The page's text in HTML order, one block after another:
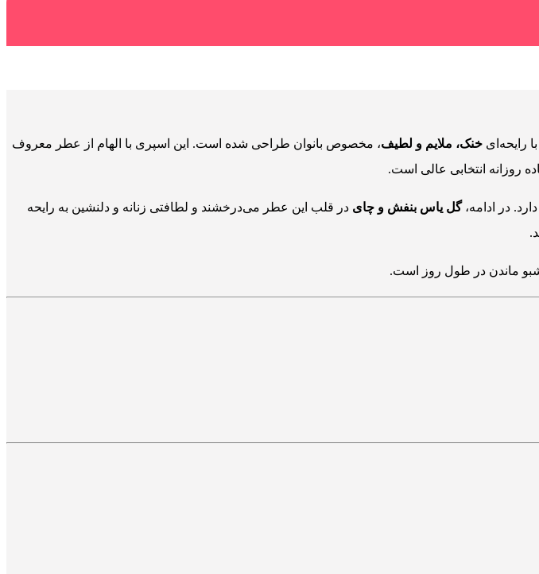
با رایحه‌ای خنک، ملایم و لطیف، مخصوص بانوان طراحی شده است. این اسپری با الهام از عطر معروف
روزانه انتخابی عالی است.
در ادامه،گل یاس بنفش و چای در قلب این عطر می‌درخشند و لطافتی زنانه و دلنشین به رایحه
ماندن در طول روز است.